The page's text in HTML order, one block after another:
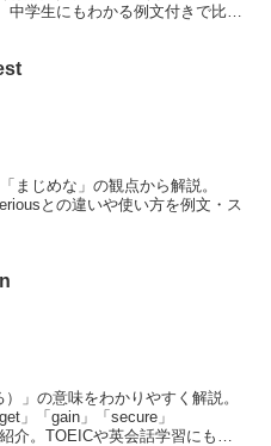
学生にもわかる例文付きで比較
まじめな」の観点から解説。
との違いや使い方を例文・ス
」の意味をわかりやすく解説。
」「gain」「secure」
介。TOEICや英会話学習にも役